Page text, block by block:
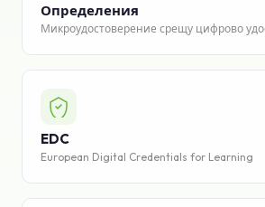
Поддръжка
Определения
Микроудостоверение срещу цифрово
EDC
European Digital Credentials for Learning